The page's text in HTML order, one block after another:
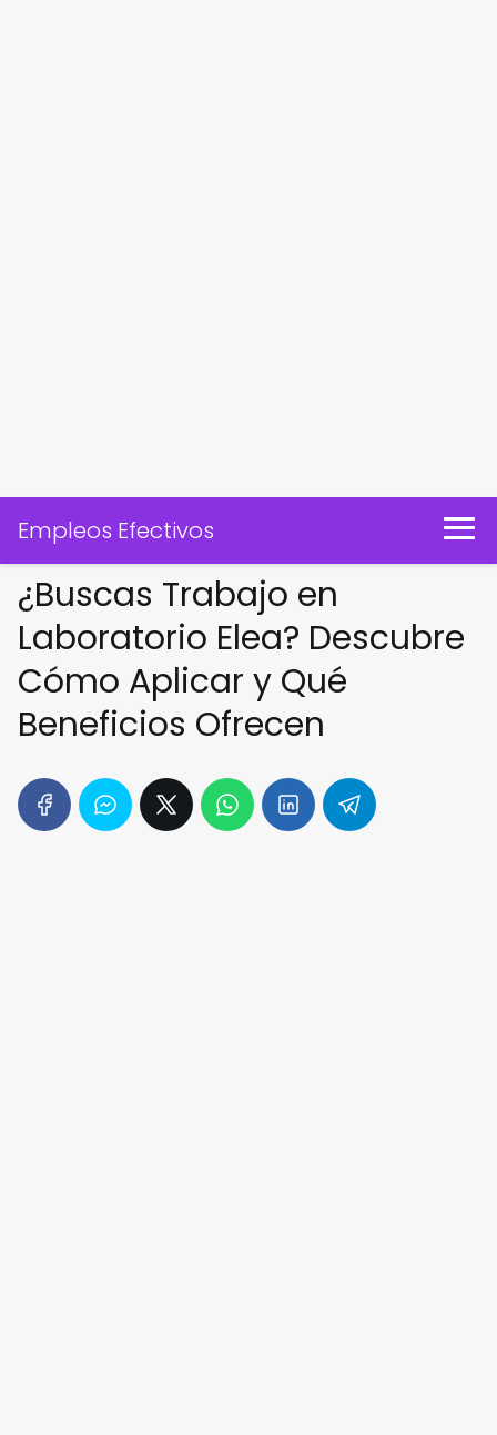
Empleos Efectivos
¿Buscas Trabajo en
Laboratorio Elea? Descubre
Cómo Aplicar y Qué
Beneficios Ofrecen